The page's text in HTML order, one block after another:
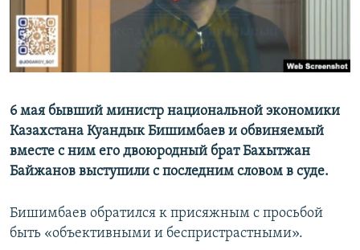
6 мая бывший министр национальной экономики
Казахстана Куандык Бишимбаев и обвиняемый
вместе с ним его двоюродный брат Бахытжан
Байжанов выступили с последним словом в суде.
Бишимбаев обратился к присяжным с просьбой
быть «объективными и беспристрастными».